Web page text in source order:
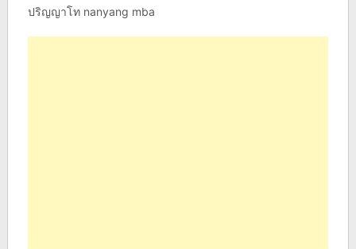
ปริญญาโท nanyang mba